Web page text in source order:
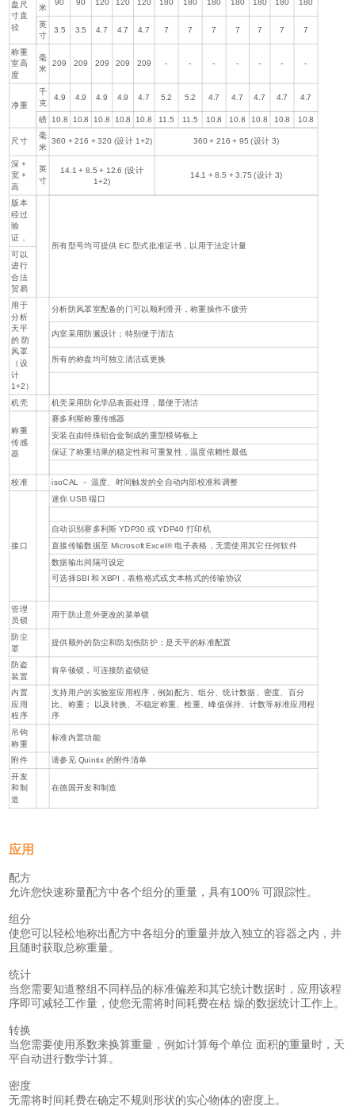
盘尺
寸直
径
米
90 90 120 120 120 180 180 180 180 180 180 180
英
寸
3.5 3.5 4.7 4.7 4.7 7 7 7 7 7 7 7
称重
室高
度
毫
米
209 209 209 209 209 - - - - - - -
净重
千
克
4.9 4.9 4.9 4.9 4.7 5.2 5.2 4.7 4.7 4.7 4.7 4.7
磅 10.8 10.8 10.8 10.8 10.8 11.5 11.5 10.8 10.8 10.8 10.8 10.8
尺寸
毫
米
360 + 216 + 320 (设计 1+2) 360 + 216 + 95 (设计 3)
深 +
宽 +
高
英
寸
14.1 + 8.5 + 12.6 (设计
1+2)
14.1 + 8.5 + 3.75 (设计 3)
版本
经过
验
证，
所有型号均可提供 EC 型式批准证书，以用于法定计量
可以
进行
合法
贸易
用于
分析
天平
的 防
风罩
（设
计
1+2）
分析防风罩室配备的门可以顺利滑开，称重操作不疲劳
内室采用防溅设计；特别便于清洁
所有的称盘均可独立清洁或更换
机壳 机壳采用防化学品表面处理，最便于清洁
称重
传感
器
赛多利斯称重传感器
安装在由特殊铝合金制成的重型模铸板上
保证了称重结果的稳定性和可重复性，温度依赖性最低
校准 isoCAL － 温度、时间触发的全自动内部校准和调整
接口
迷你 USB 端口
自动识别赛多利斯 YDP30 或 YDP40 打印机
直接传输数据至 Microsoft Excel® 电子表格，无需使用其它任何软件
数据输出间隔可设定
可选择SBI 和 XBPI，表格格式或文本格式的传输协议
管理
员锁
用于防止意外更改的菜单锁
防尘
罩
提供额外的防尘和防划伤防护；是天平的标准配置
防盗
装置
肯辛顿锁，可连接防盗锁链
内置
应用
程序
支持用户的实验室应用程序，例如配方、组分、统计数据、密度、百分
比、称重； 以及转换、不稳定称重、检重、峰值保持、计数等标准应用程
序
吊钩
称重
标准内置功能
附件 请参见 Quintix 的附件清单
开发
和制
造
在德国开发和制造
应用
配方
允许您快速称量配方中各个组分的重量，具有100% 可跟踪性。
组分
使您可以轻松地称出配方中各组分的重量并放入独立的容器之内，并
且随时获取总称重量。
统计
当您需要知道整组不同样品的标准偏差和其它统计数据时，应用该程
序即可减轻工作量，使您无需将时间耗费在枯 燥的数据统计工作上。
转换
当您需要使用系数来换算重量，例如计算每个单位 面积的重量时，天
平自动进行数学计算。
密度
无需将时间耗费在确定不规则形状的实心物体的密度上。